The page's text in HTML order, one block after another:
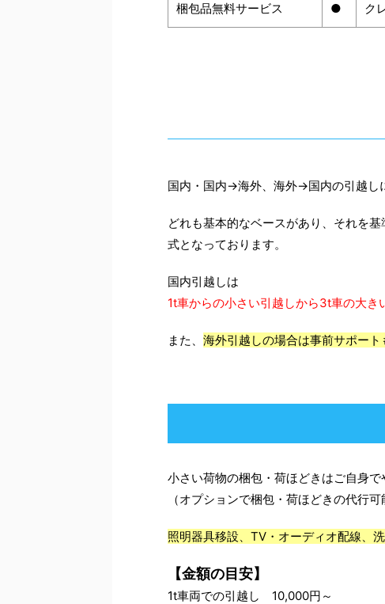
梱包品無料サービス ● ク
国内・国内→海外、海外→国内の引越し
どれも基本的なベースがあり、それを
式となっております。
国内引越しは
1t車からの小さい引越しから3t車の大き
また、 海外引越しの場合は事前サポート
小さい荷物の梱包・荷ほどきはご自身
（オプションで梱包・荷ほどきの代行可
照明器具移設、TV・オーディオ配線、
【金額の目安】
1t車両での引越し 10,000円～